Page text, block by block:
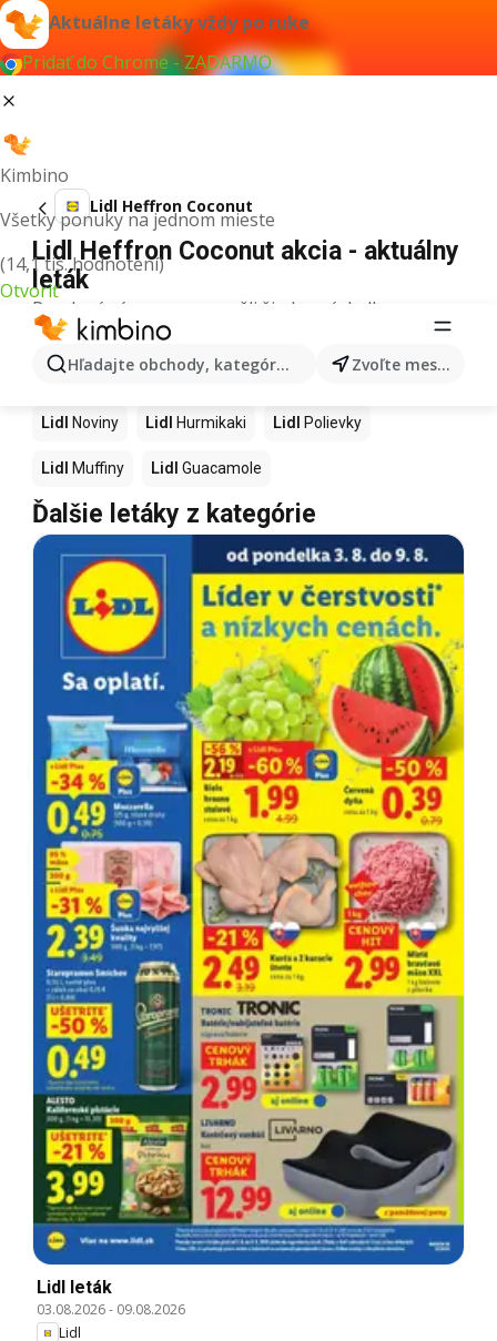
Aktuálne letáky vždy po ruke
Pridať do Chrome - ZADARMO
Kimbino
Všetky ponuky na jednom mieste
(14,1 tis. hodnotení)
Otvoriť
Hľadajte obchody, kategórie, produkty... Zvoľte mesto
Lidl Heffron Coconut
Lidl Heffron Coconut akcia - aktuálny
leták
Pre daný výraz sme nenašli žiadne výsledky.
Ďalšie produkty v obchodoch Lidl
Lidl Kapor Ashwagandha Nintendo Switch
Lidl Noviny Lidl Hurmikaki Lidl Polievky
Lidl Muffiny Lidl Guacamole
Ďalšie letáky z kategórie
Lidl leták
03.08.2026- 09.08.2026
Lidl